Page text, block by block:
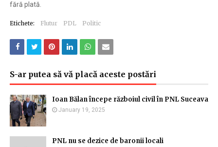
fără plată.
Etichete: Flutur PDL Politic
S-ar putea să vă placă aceste postări
Ioan Bălan începe războiul civil în PNL Suceava
January 19, 2025
PNL nu se dezice de baronii locali